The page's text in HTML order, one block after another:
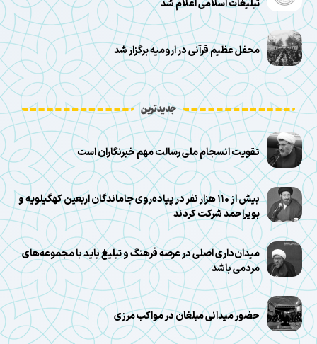
تبلیغات اسلامی اعلام شد
محفل عظیم قرآنی در ارومیه برگزار شد
جدیدترین
تقویت انسجام ملی رسالت مهم خبرنگاران است
بیش از ۱۱۰ هزار نفر در پیاده‌روی جاماندگان اربعین کهگیلویه و
بویراحمد شرکت کردند
میدان‌داری اصلی در عرصه فرهنگ و تبلیغ باید با مجموعه‌های
مردمی باشد
حضور میدانی مبلغان در مواکب مرزی